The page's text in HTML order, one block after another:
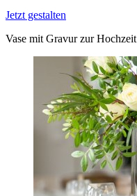
Jetzt gestalten
Vase mit Gravur zur Hochzeit